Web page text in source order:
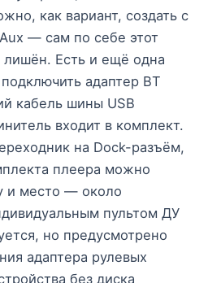
как вариант, создать с
— сам по себе этот
лишён. Есть и ещё одна
адаптер BT
кабель шины USB
входит в комплект.
на Dock-разъём,
плеера можно
и место — около
пультом ДУ
но предусмотрено
адаптера рулевых
без диска